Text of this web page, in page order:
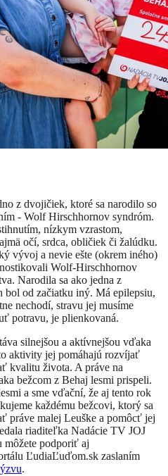
z dvojičiek, ktoré sa narodilo so
- Wolf Hirschhornov syndróm.
nízkym vzrastom,
očí, srdca, obličiek či žalúdku.
vývoj a nevie ešte (okrem iného)
Wolf-Hirschhornov
Narodila sa ako jedna z
od začiatku iný. Má epilepsiu,
nechodí, stravu jej musíme
potravu, je plienkovaná.
silnejšou a aktívnejšou vďaka
aktivity jej pomáhajú rozvíjať
kvalitu života. A práve na
bežcom z Behaj lesmi prispeli.
a sme vďační, že aj tento rok
každému bežcovi, ktorý sa
práve malej Leuške a pomôcť jej
riaditeľka Nadácie TV JOJ
môžete podporiť aj
ĽudiaĽuďom.sk zaslaním
.